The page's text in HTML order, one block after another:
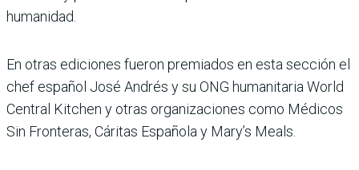
humanidad.
En otras ediciones fueron premiados en esta sección el
chef español José Andrés y su ONG humanitaria World
Central Kitchen y otras organizaciones como Médicos
Sin Fronteras, Cáritas Española y Mary’s Meals.